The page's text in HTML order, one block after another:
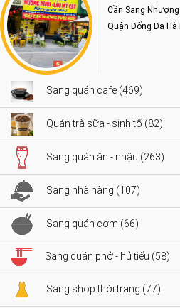
Cần Sang
Quận Đống Đa Hà
Sang quán cafe (469)
Quán trà sữa - sinh tố (82)
Sang quán ăn - nhậu (263)
Sang nhà hàng (107)
Sang quán cơm (66)
Sang quán phở - hủ tiếu (58)
Sang shop thời trang (77)